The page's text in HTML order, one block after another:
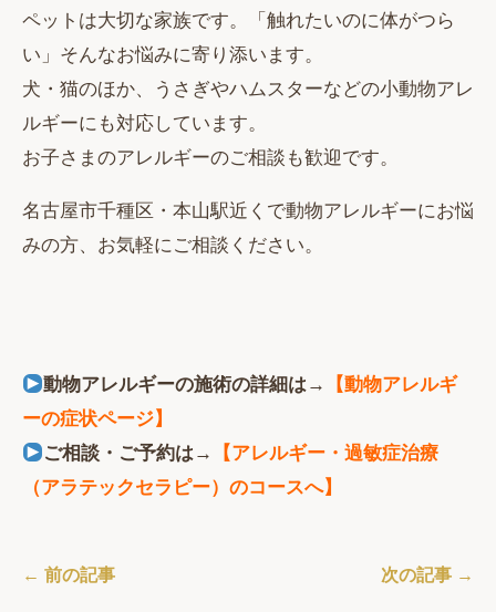
ペットは大切な家族です。「触れたいのに体がつら
い」そんなお悩みに寄り添います。
犬・猫のほか、うさぎやハムスターなどの小動物アレ
ルギーにも対応しています。
お子さまのアレルギーのご相談も歓迎です。
名古屋市千種区・本山駅近くで動物アレルギーにお悩
みの方、お気軽にご相談ください。
動物アレルギーの施術の詳細は→
【動物アレルギ
ーの症状ページ】
ご相談・ご予約は→
【アレルギー・過敏症治療
（アラテックセラピー）のコースへ】
← 前の記事 次の記事 →